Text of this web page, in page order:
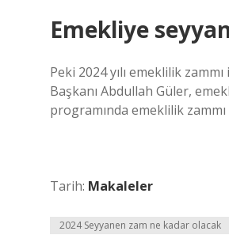
Emekliye
Peki 2024 yılı emeklilik
Başkanı Abdullah Güler,
programında emeklilik zammı
Tarih: Makaleler
2024 Seyyanen zam ne kadar olacak